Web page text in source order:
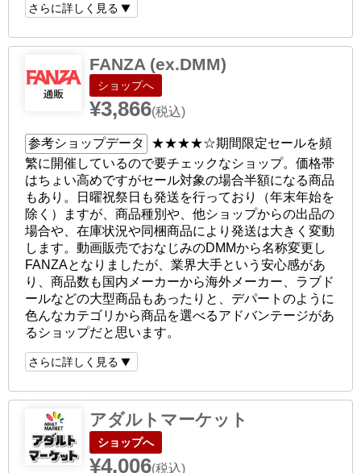
さらに詳しく見る
FANZA (ex.DMM)
ショップへ
¥3,866(税込)
参考ショップデータ ★★★★☆期間限定セールを頻
繁に開催しているので要チェックなショップ。価格帯
はちょい高めですがセール対象の場合半額になる商品
もあり。日曜祝祭日も発送を行っており（年末年始を
除く）ますが、商品種別や、他ショップからの出品の
場合や、在庫状況や同梱商品により発送は大きく変動
します。動画販売でおなじみのDMMから名称変更し
FANZAとなりましたが、業界大手という安心感があ
り、商品数も国内メーカーから海外メーカー、ラブド
ールなどの大型商品もあったりと、デパートのように
色んなカテゴリから商品を選べるアドバンテージがあ
るショップだと思います。
さらに詳しく見る
アダルトマーケット
ショップへ
¥4,006(税込)